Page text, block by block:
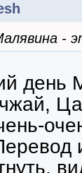
-
день